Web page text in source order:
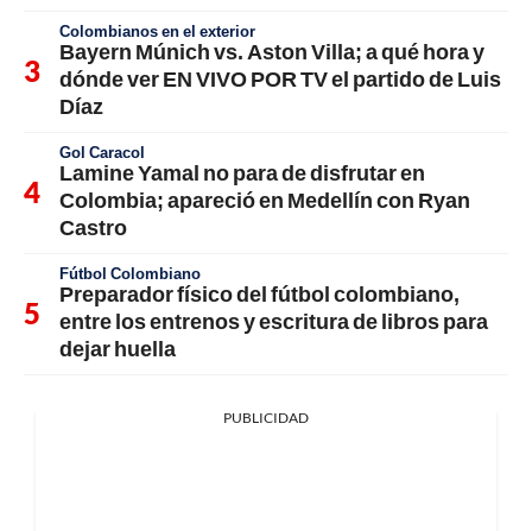
Colombianos en el exterior
Bayern Múnich vs. Aston Villa; a qué hora y
dónde ver EN VIVO POR TV el partido de Luis
Díaz
Gol Caracol
Lamine Yamal no para de disfrutar en
Colombia; apareció en Medellín con Ryan
Castro
Fútbol Colombiano
Preparador físico del fútbol colombiano,
entre los entrenos y escritura de libros para
dejar huella
PUBLICIDAD